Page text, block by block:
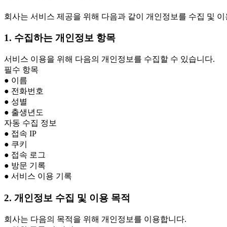
회사는 서비스 제공을 위해 다음과 같이 개인정보를 수집 및 이
1. 수집하는 개인정보 항목
서비스 이용을 위해 다음의 개인정보를 수집할 수 있습니다.
필수 항목
● 이름
● 전화번호
● 성별
● 출생년도
자동 수집 정보
● 접속 IP
● 쿠키
● 접속 로그
● 방문 기록
● 서비스 이용 기록
2. 개인정보 수집 및 이용 목적
회사는 다음의 목적을 위해 개인정보를 이용합니다.